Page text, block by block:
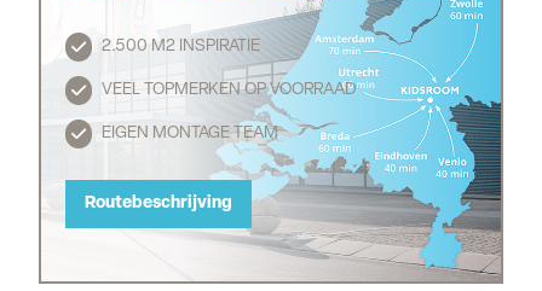
2.500 M2 INSPIRATIE
VEEL TOPMERKEN OP VOORRAAD
EIGEN MONTAGE TEAM
Routebeschrijving
Routebeschrijving